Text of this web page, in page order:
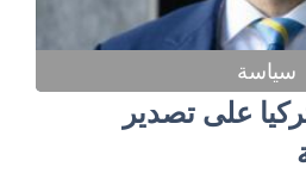
سياسة
على تصدير